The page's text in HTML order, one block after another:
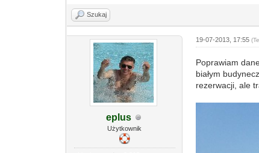
Szukaj
eplus
Użytkownik
19-07-2013, 17:55
Poprawiam
białym
rezerwacji, ale